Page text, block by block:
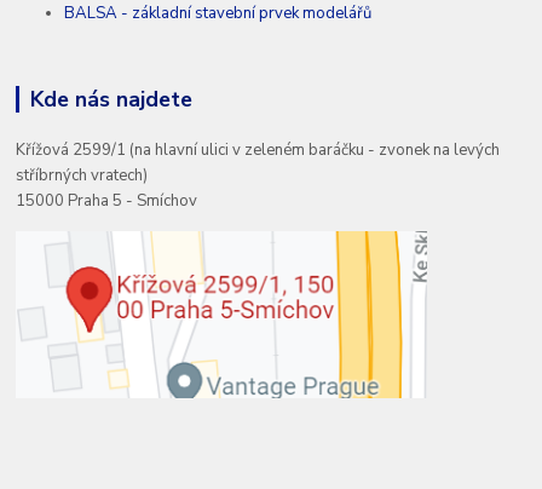
BALSA - základní stavební prvek modelářů
Kde nás najdete
Křížová 2599/1 (na hlavní ulici v zeleném baráčku - zvonek na levých
stříbrných vratech)
15000 Praha 5 - Smíchov